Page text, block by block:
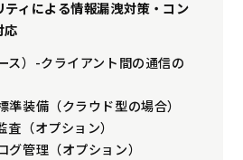
ティによる情報漏洩対策・コン
応
ス）-クライアント間の通信の
準装備（クラウド型の場合）
（オプション）
グ管理（オプション）